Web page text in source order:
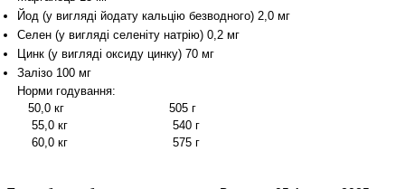
Йод (у вигляді йодату кальцію безводного) 2,0 мг
Селен (у вигляді селеніту натрію) 0,2 мг
Цинк (у вигляді оксиду цинку) 70 мг
Залізо 100 мг
Норми годування:
50,0 кг 505 г
55,0 кг 540 г
60,0 кг 575 г